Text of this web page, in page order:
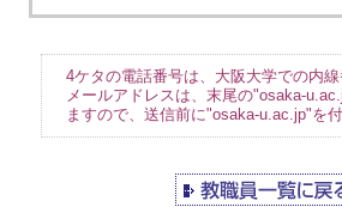
4ケタの電話番号は、大阪大学での内線
メールアドレスは、末尾の"osaka-
ますので、送信前に"osaka-u.ac.jp"を